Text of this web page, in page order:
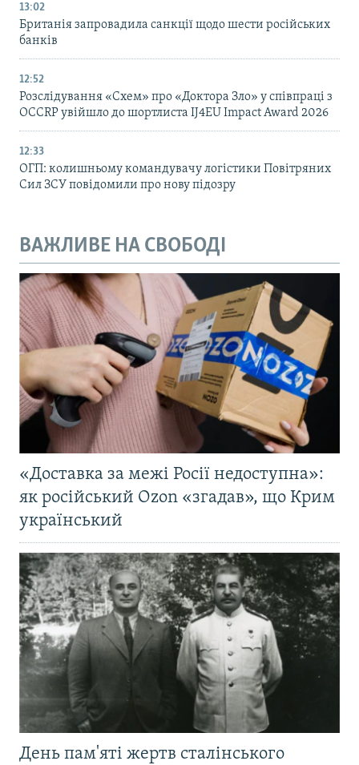
13:02
Британія запровадила санкції щодо шести російських
банків
12:52
Розслідування «Схем» про «Доктора Зло» у співпраці з
OCCRP увійшло до шортлиста IJ4EU Impact Award 2026
12:33
ОГП: колишньому командувачу логістики Повітряних
Сил ЗСУ повідомили про нову підозру
ВАЖЛИВЕ НА СВОБОДІ
«Доставка за межі Росії недоступна»:
як російський Ozon «згадав», що Крим
український
День пам'яті жертв сталінського